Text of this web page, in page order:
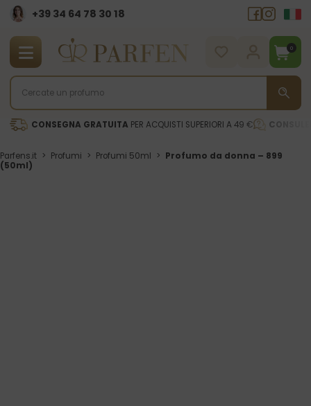
+39 34 64 78 30 18
0
CONSEGNA GRATUITA PER ACQUISTI SUPERIORI A 49 €
Parfens.it > Profumi > Profumi 50ml > Profumo da donna – 899
(50ml)